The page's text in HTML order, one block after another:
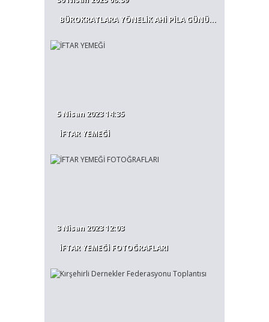
BÜROKRATLARA YÖNELİK AHİ PİLA GÜNÜ...
5 Nisan 2023 14:35
İFTAR YEMEĞİ
3 Nisan 2023 12:03
İFTAR YEMEĞİ FOTOĞRAFLARI